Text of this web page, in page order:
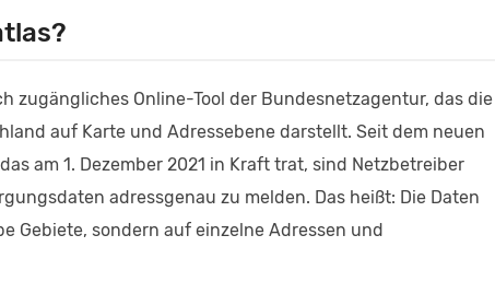
zugängliches Online-Tool der Bundesnetzagentur, das die
auf Karte und Adressebene darstellt. Seit dem neuen
am 1. Dezember 2021 in Kraft trat, sind Netzbetreiber
adressgenau zu melden. Das heißt: Die Daten
Gebiete, sondern auf einzelne Adressen und